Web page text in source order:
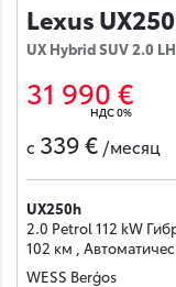
Lexus
UX Hybrid SUV 2.0
31 990 €
НДС 0%
с 339 € /месяц
UX250h
2.0 Petrol 112 kW
102 км ,
WESS Berģos